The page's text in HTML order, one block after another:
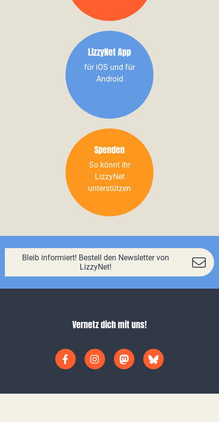
LizzyNet App
für iOS und für
Android
Spenden
So könnt ihr
LizzyNet
unterstützen
Bleib informiert! Bestell den Newsletter von
LizzyNet!
Vernetz dich mit uns!